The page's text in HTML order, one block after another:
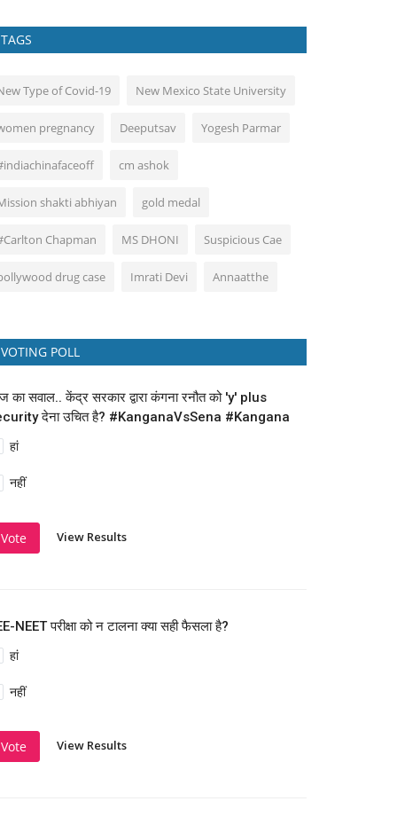
TAGS
Type of Covid-19 New Mexico State University
pregnancy Deeputsav Yogesh Parmar
cm ashok
shakti abhiyan gold medal
Chapman MS DHONI Suspicious Cae
drug case Imrati Devi Annaatthe
VOTING POLL
का सवाल.. केंद्र सरकार द्वारा कंगना रनौत को 'y' plus
देना उचित है? #KanganaVsSena #Kangana
हां
नहीं
Vote View Results
NEET परीक्षा को न टालना क्या सही फैसला है?
हां
नहीं
Vote View Results